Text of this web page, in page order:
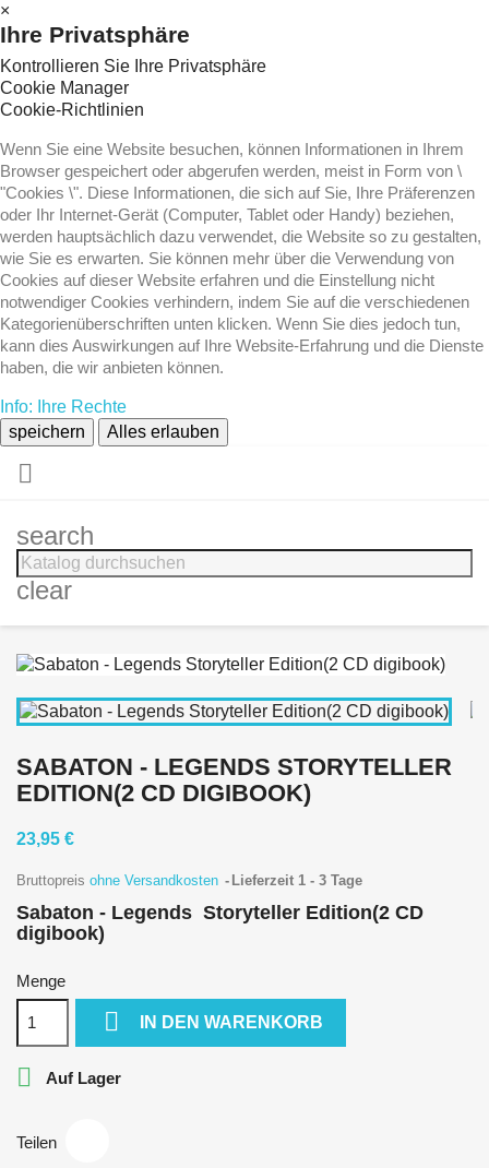
×
Ihre Privatsphäre
Kontrollieren Sie Ihre Privatsphäre
Cookie Manager
Cookie-Richtlinien
Wenn Sie eine Website besuchen, können Informationen in Ihrem
Browser gespeichert oder abgerufen werden, meist in Form von \
"Cookies \". Diese Informationen, die sich auf Sie, Ihre Präferenzen
oder Ihr Internet-Gerät (Computer, Tablet oder Handy) beziehen,
werden hauptsächlich dazu verwendet, die Website so zu gestalten,
wie Sie es erwarten. Sie können mehr über die Verwendung von
Cookies auf dieser Website erfahren und die Einstellung nicht
notwendiger Cookies verhindern, indem Sie auf die verschiedenen
Kategorienüberschriften unten klicken. Wenn Sie dies jedoch tun,
kann dies Auswirkungen auf Ihre Website-Erfahrung und die Dienste
haben, die wir anbieten können.
Info: Ihre Rechte
speichern
Alles erlauben

search
clear
SABATON - LEGENDS STORYTELLER
EDITION(2 CD DIGIBOOK)
23,95 €
Bruttopreis ohne Versandkosten Lieferzeit 1 - 3 Tage
Sabaton - Legends Storyteller Edition(2 CD
digibook)
Menge
 IN DEN WARENKORB
 Auf Lager
Teilen